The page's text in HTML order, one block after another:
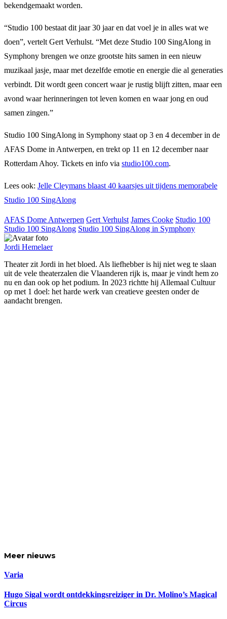
bekendgemaakt worden.
“Studio 100 bestaat dit jaar 30 jaar en dat voel je in alles wat we
doen”, vertelt Gert Verhulst. “Met deze Studio 100 SingAlong in
Symphony brengen we onze grootste hits samen in een nieuw
muzikaal jasje, maar met dezelfde emotie en energie die al generaties
verbindt. Dit wordt geen concert waar je rustig blijft zitten, maar een
avond waar herinneringen tot leven komen en waar jong en oud
samen zingen.”
Studio 100 SingAlong in Symphony staat op 3 en 4 december in de
AFAS Dome in Antwerpen, en trekt op 11 en 12 december naar
Rotterdam Ahoy. Tickets en info via studio100.com.
Lees ook: Jelle Cleymans blaast 40 kaarsjes uit tijdens memorabele
Studio 100 SingAlong
AFAS Dome Antwerpen Gert Verhulst James Cooke Studio 100
Studio 100 SingAlong Studio 100 SingAlong in Symphony
Jordi Hemelaer
Theater zit Jordi in het bloed. Als liefhebber is hij niet weg te slaan
uit de vele theaterzalen die Vlaanderen rijk is, maar je vindt hem zo
nu en dan ook op het podium. In 2023 richtte hij Allemaal Cultuur
op met 1 doel: het harde werk van creatieve geesten onder de
aandacht brengen.
Meer nieuws
Varia
Hugo Sigal wordt ontdekkingsreiziger in Dr. Molino’s Magical
Circus